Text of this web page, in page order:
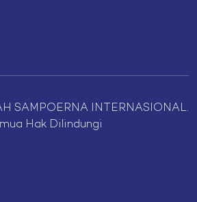
SAMPOERNA INTERNASIONAL.
Hak Dilindungi